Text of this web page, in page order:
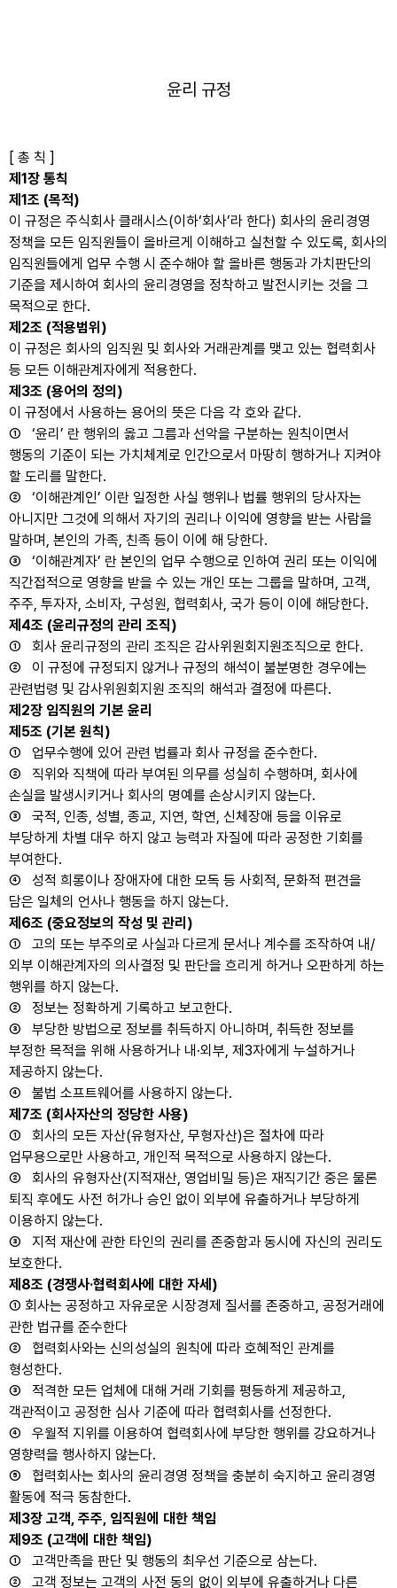
윤리 규정
[ 총 칙 ]
제1장 통칙
제1조 (목적)
이 규정은 주식회사 클래시스(이하‘회사’라 한다) 회사의 윤리경영
정책을 모든 임직원들이 올바르게 이해하고 실천할 수 있도록, 회사의
임직원들에게 업무 수행 시 준수해야 할 올바른 행동과 가치판단의
기준을 제시하여 회사의 윤리경영을 정착하고 발전시키는 것을 그
목적으로 한다.
제2조 (적용범위)
이 규정은 회사의 임직원 및 회사와 거래관계를 맺고 있는 협력회사
등 모든 이해관계자에게 적용한다.
제3조 (용어의 정의)
이 규정에서 사용하는 용어의 뜻은 다음 각 호와 같다.
① ‘윤리’ 란 행위의 옳고 그름과 선악을 구분하는 원칙이면서
행동의 기준이 되는 가치체계로 인간으로서 마땅히 행하거나 지켜야
할 도리를 말한다.
② ‘이해관계인’ 이란 일정한 사실 행위나 법률 행위의 당사자는
아니지만 그것에 의해서 자기의 권리나 이익에 영향을 받는 사람을
말하며, 본인의 가족, 친족 등이 이에 해 당한다.
③ ‘이해관계자’ 란 본인의 업무 수행으로 인하여 권리 또는 이익에
직간접적으로 영향을 받을 수 있는 개인 또는 그룹을 말하며, 고객,
주주, 투자자, 소비자, 구성원, 협력회사, 국가 등이 이에 해당한다.
제4조 (윤리규정의 관리 조직)
① 회사 윤리규정의 관리 조직은 감사위원회지원조직으로 한다.
② 이 규정에 규정되지 않거나 규정의 해석이 불분명한 경우에는
관련법령 및 감사위원회지원 조직의 해석과 결정에 따른다.
제2장 임직원의 기본 윤리
제5조 (기본 원칙)
① 업무수행에 있어 관련 법률과 회사 규정을 준수한다.
② 직위와 직책에 따라 부여된 의무를 성실히 수행하며, 회사에
손실을 발생시키거나 회사의 명예를 손상시키지 않는다.
③ 국적, 인종, 성별, 종교, 지연, 학연, 신체장애 등을 이유로
부당하게 차별 대우 하지 않고 능력과 자질에 따라 공정한 기회를
부여한다.
④ 성적 희롱이나 장애자에 대한 모독 등 사회적, 문화적 편견을
담은 일체의 언사나 행동을 하지 않는다.
제6조 (중요정보의 작성 및 관리)
① 고의 또는 부주의로 사실과 다르게 문서나 계수를 조작하여 내/
외부 이해관계자의 의사결정 및 판단을 흐리게 하거나 오판하게 하는
행위를 하지 않는다.
② 정보는 정확하게 기록하고 보고한다.
③ 부당한 방법으로 정보를 취득하지 아니하며, 취득한 정보를
부정한 목적을 위해 사용하거나 내·외부, 제3자에게 누설하거나
제공하지 않는다.
④ 불법 소프트웨어를 사용하지 않는다.
제7조 (회사자산의 정당한 사용)
① 회사의 모든 자산(유형자산, 무형자산)은 절차에 따라
업무용으로만 사용하고, 개인적 목적으로 사용하지 않는다.
② 회사의 유형자산(지적재산, 영업비밀 등)은 재직기간 중은 물론
퇴직 후에도 사전 허가나 승인 없이 외부에 유출하거나 부당하게
이용하지 않는다.
③ 지적 재산에 관한 타인의 권리를 존중함과 동시에 자신의 권리도
보호한다.
제8조 (경쟁사·협력회사에 대한 자세)
① 회사는 공정하고 자유로운 시장경제 질서를 존중하고, 공정거래에
관한 법규를 준수한다
② 협력회사와는 신의성실의 원칙에 따라 호혜적인 관계를
형성한다.
③ 적격한 모든 업체에 대해 거래 기회를 평등하게 제공하고,
객관적이고 공정한 심사 기준에 따라 협력회사를 선정한다.
④ 우월적 지위를 이용하여 협력회사에 부당한 행위를 강요하거나
영향력을 행사하지 않는다.
⑤ 협력회사는 회사의 윤리경영 정책을 충분히 숙지하고 윤리경영
활동에 적극 동참한다.
제3장 고객, 주주, 임직원에 대한 책임
제9조 (고객에 대한 책임)
① 고객만족을 판단 및 행동의 최우선 기준으로 삼는다.
② 고객 정보는 고객의 사전 동의 없이 외부에 유출하거나 다른